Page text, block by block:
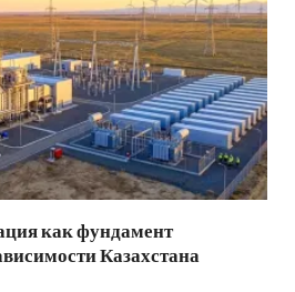
как фундамент
Казахстана